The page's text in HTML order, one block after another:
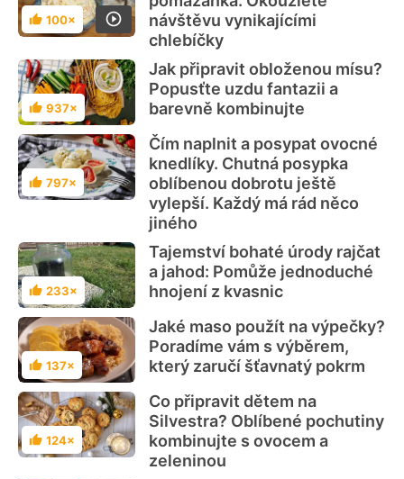
Hodnocení
100×
návštěvu vynikajícími
chlebíčky
Hodnocení
937×
Jak připravit obloženou mísu?
Popusťte uzdu fantazii a
barevně kombinujte
Hodnocení
797×
Čím naplnit a posypat ovocné
knedlíky. Chutná posypka
oblíbenou dobrotu ještě
vylepší. Každý má rád něco
jiného
Hodnocení
233×
Tajemství bohaté úrody rajčat
a jahod: Pomůže jednoduché
hnojení z kvasnic
Hodnocení
137×
Jaké maso použít na výpečky?
Poradíme vám s výběrem,
který zaručí šťavnatý pokrm
Hodnocení
124×
Co připravit dětem na
Silvestra? Oblíbené pochutiny
kombinujte s ovocem a
zeleninou